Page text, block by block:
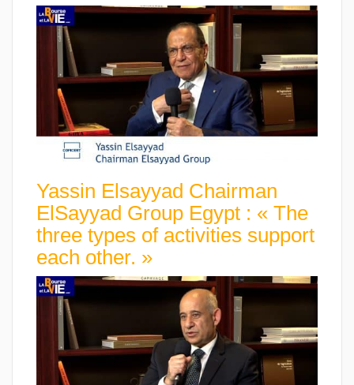
Yassin Elsayyad Chairman
ElSayyad Group Egypt : « The
three types of activities support
each other. »